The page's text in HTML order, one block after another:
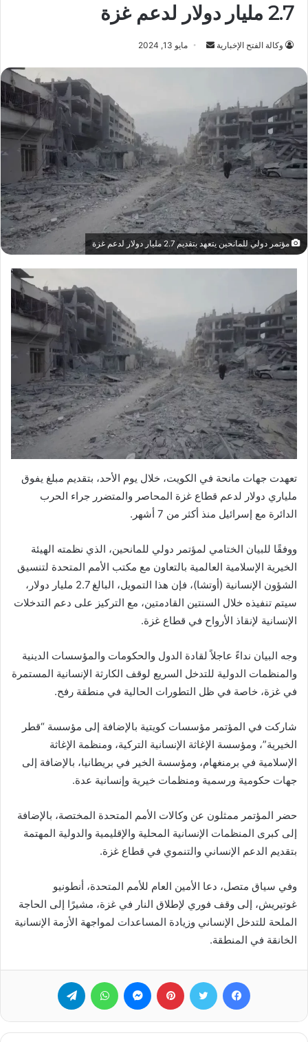
2.7 مليار دولار لدعم غزة
وكالة الفتح الإخبارية
أرسل مايو 13, 2024
مؤتمر دولي للمانحين يتعهد بتقديم 2.7 مليار دولار لدعم غزة
تعهدت جهات مانحة في الكويت، خلال يوم الأحد، بتقديم مبلغ يفوق
ملياري دولار لدعم قطاع غزة المحاصر والمتضرر جراء الحرب
الدائرة مع إسرائيل منذ أكثر من 7 أشهر.
ووفقًا للبيان الختامي لمؤتمر دولي للمانحين، الذي نظمته الهيئة
الخيرية الإسلامية العالمية بالتعاون مع مكتب الأمم المتحدة لتنسيق
الشؤون الإنسانية (أوتشا)، فإن هذا التمويل، البالغ 2.7 مليار دولار،
سيتم تنفيذه خلال السنتين القادمتين، مع التركيز على دعم التدخلات
الإنسانية لإنقاذ الأرواح في قطاع غزة.
وجه البيان نداءً عاجلاً لقادة الدول والحكومات والمؤسسات الدينية
والمنظمات الدولية للتدخل السريع لوقف الكارثة الإنسانية المستمرة
في غزة، خاصة في ظل التطورات الحالية في منطقة رفح.
شاركت في المؤتمر مؤسسات كويتية بالإضافة إلى مؤسسة “قطر
الخيرية”، ومؤسسة الإغاثة الإنسانية التركية، ومنظمة الإغاثة
الإسلامية في برمنغهام، ومؤسسة الخير في بريطانيا، بالإضافة إلى
جهات حكومية ورسمية ومنظمات خيرية وإنسانية عدة.
حضر المؤتمر ممثلون عن وكالات الأمم المتحدة المختصة، بالإضافة
إلى كبرى المنظمات الإنسانية المحلية والإقليمية والدولية المهتمة
بتقديم الدعم الإنساني والتنموي في قطاع غزة.
وفي سياق متصل، دعا الأمين العام للأمم المتحدة، أنطونيو
غوتيريش، إلى وقف فوري لإطلاق النار في غزة، مشيرًا إلى الحاجة
الملحة للتدخل الإنساني وزيادة المساعدات لمواجهة الأزمة الإنسانية
الخانقة في المنطقة.
فيسبوك تويتر بينتيريست ماسنجر واتساب